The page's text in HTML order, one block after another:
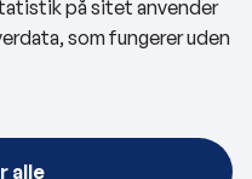
på sitet anvender
som fungerer uden
alle